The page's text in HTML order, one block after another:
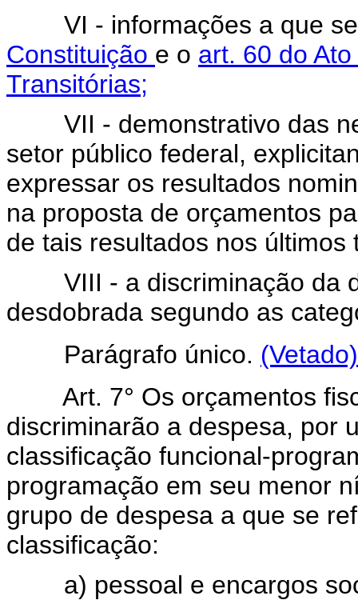
VI - informações a que
Constituição e o art. 60 do
Transitórias;
VII - demonstrativo das
setor público federal,
expressar os resultados
na proposta de orçamentos
de tais resultados nos últimos
VIII - a discriminação da
desdobrada segundo as
Parágrafo único. (Vetado)
Art. 7° Os orçamentos
discriminarão a despesa, por
classificação funcional-
programação em seu menor
grupo de despesa a que se
classificação:
a) pessoal e encargos